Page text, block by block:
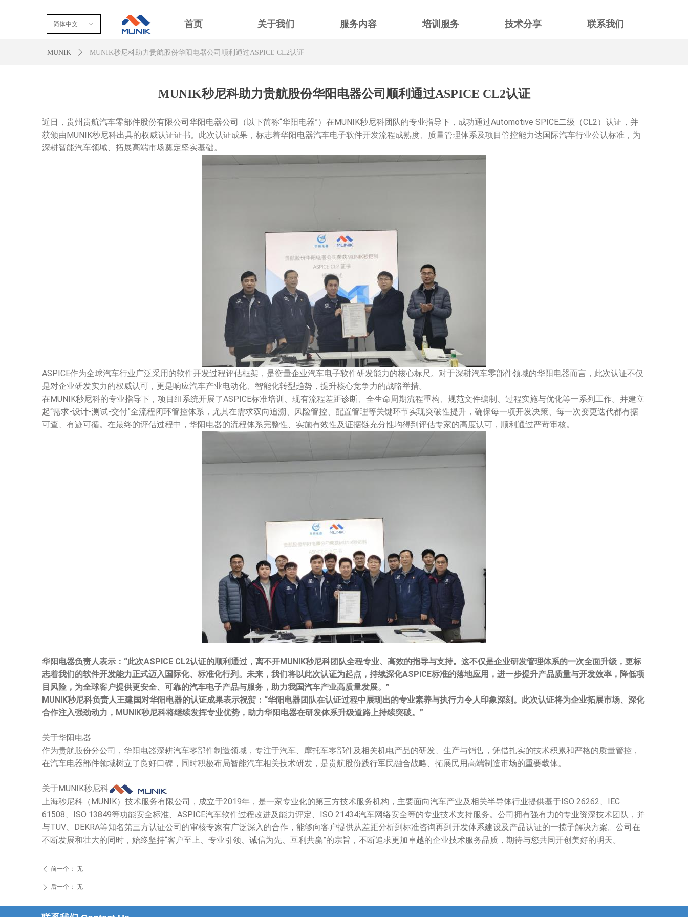
首页 关于我们 服务内容 培训服务 技术分享 联系我们
ꀅ
简体中文
MUNIK ꄲ MUNIK秒尼科助力贵航股份华阳电器公司顺利通过ASPICE CL2认证
MUNIK秒尼科助力贵航股份华阳电器公司顺利通过ASPICE CL2认证
近日，贵州贵航汽车零部件股份有限公司华阳电器公司（以下简称“华阳电器”）在MUNIK秒尼科团队的专业指导下，成功通过Automotive SPICE二级（CL2）认证，并
获颁由MUNIK秒尼科出具的权威认证证书。此次认证成果，标志着华阳电器汽车电子软件开发流程成熟度、质量管理体系及项目管控能力达国际汽车行业公认标准，为
深耕智能汽车领域、拓展高端市场奠定坚实基础。
ASPICE作为全球汽车行业广泛采用的软件开发过程评估框架，是衡量企业汽车电子软件研发能力的核心标尺。对于深耕汽车零部件领域的华阳电器而言，此次认证不仅
是对企业研发实力的权威认可，更是响应汽车产业电动化、智能化转型趋势，提升核心竞争力的战略举措。
在MUNIK秒尼科的专业指导下，项目组系统开展了ASPICE标准培训、现有流程差距诊断、全生命周期流程重构、规范文件编制、过程实施与优化等一系列工作。并建立
起“需求-设计-测试-交付”全流程闭环管控体系，尤其在需求双向追溯、风险管控、配置管理等关键环节实现突破性提升，确保每一项开发决策、每一次变更迭代都有据
可查、有迹可循。在最终的评估过程中，华阳电器的流程体系完整性、实施有效性及证据链充分性均得到评估专家的高度认可，顺利通过严苛审核。
华阳电器负责人表示： “此次ASPICE CL2认证的顺利通过，离不开MUNIK秒尼科团队全程专业、高效的指导与支持。这不仅是企业研发管理体系的一次全面升级，更标
志着我们的软件开发能力正式迈入国际化、标准化行列。未来，我们将以此次认证为起点，持续深化ASPICE标准的落地应用，进一步提升产品质量与开发效率，降低项
目风险，为全球客户提供更安全、可靠的汽车电子产品与服务，助力我国汽车产业高质量发展。 ”
MUNIK秒尼科负责人王建国对华阳电器的认证成果表示祝贺： “华阳电器团队在认证过程中展现出的专业素养与执行力令人印象深刻。此次认证将为企业拓展市场、深化
合作注入强劲动力， MUNIK秒尼科将继续发挥专业优势，助力华阳电器在研发体系升级道路上持续突破。 ”
关于华阳电器
作为贵航股份分公司，华阳电器深耕汽车零部件制造领域，专注于汽车、摩托车零部件及相关机电产品的研发、生产与销售，凭借扎实的技术积累和严格的质量管控，
在汽车电器部件领域树立了良好口碑，同时积极布局智能汽车相关技术研发，是贵航股份践行军民融合战略、拓展民用高端制造市场的重要载体。
关于MUNIK秒尼科
上海秒尼科 （ MUNIK）技术服务有限公司，成立于2019年，是一家专业化的第三方技术服务机构 ，主要面向汽车产业及相关半导体行业提供基于 ISO 26262、
IEC
61508、 ISO 13849等功能安全标准、 ASPICE汽车软件过程改进及能力评定、 ISO 21434汽车网络安全等的专业技术支持服务。公司拥有强有力的专业资深技术团队，并
与TUV、 DEKRA等知名第三方认证公司的审核专家有广泛深入的合作，能够向客户提供从差距分析到标准咨询再到开发体系建设及产品认证的一揽子解决方案。公司在
不断发展和壮大的同时，始终坚持“客户至上、专业引领、诚信为先、互利共赢”的宗旨，不断追求更加卓越的企业技术服务品质，期待与您共同开创美好的明天。
ꄴ 前一个： 无
ꄲ 后一个： 无